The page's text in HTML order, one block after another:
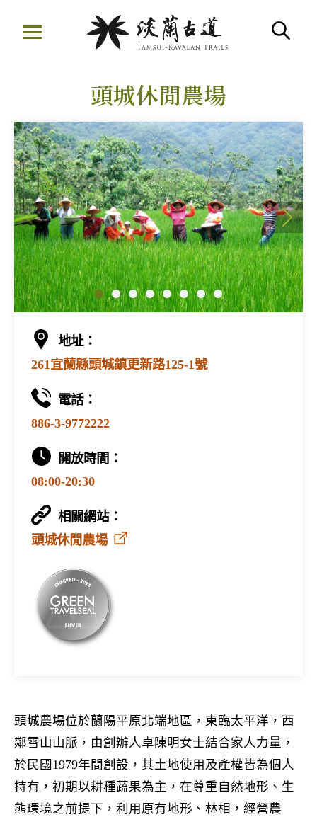
頭城休閒農場
地址：
261宜蘭縣頭城鎮更新路125-1號
電話：
886-3-9772222
開放時間：
08:00-20:30
相關網站：
頭城休閒農場
頭城農場位於蘭陽平原北端地區，東臨太平洋，西
鄰雪山山脈，由創辦人卓陳明女士結合家人力量，
於民國1979年間創設，其土地使用及產權皆為個人
持有，初期以耕種蔬果為主，在尊重自然地形、生
態環境之前提下，利用原有地形、林相，經營農